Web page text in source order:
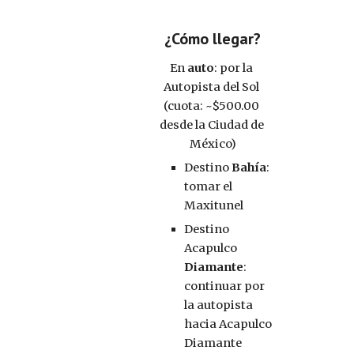
¿Cómo llegar?
En auto: por la
Autopista del Sol
(cuota: ~$500.00
desde la Ciudad de
México)
Destino Bahía:
tomar el
Maxitunel
Destino
Diamante:
continuar por
la autopista
hacia Acapulco
Diamante